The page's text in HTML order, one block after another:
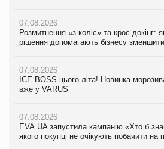
07.08.2026
Розмитнення «з коліс» та крос-докінг:
рішення допомагають бізнесу
07.08.2026
ICE BOSS цього літа! Новинка
вже у VARUS
07.08.2026
EVA.UA запустила кампанію «Хто б
якого покупці не очікують побачити на
07.08.2026
Розмитнення «з коліс» та крос-докінг:
рішення допомагають бізнесу
07.08.2026
ICE BOSS цього літа! Новинка
вже у VARUS
07.08.2026
EVA.UA запустила кампанію «Хто б
якого покупці не очікують побачити на
07.08.2026
Kraft Heinz скоротила збиток у першому
Продажі Hugo Boss впали на 9%